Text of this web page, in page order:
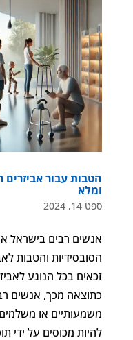
הטבות עבור
ומלא
ספט 14, 2024
אנשים רבים בישראל
הסובסידיות והטבות
זכאים בכל הנוגע
כתוצאה מכך, אנשים
משמעותיים או
להיות מכוסים על ידי